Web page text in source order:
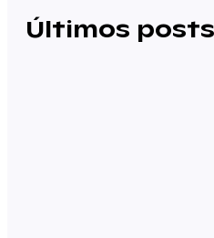
Últimos posts